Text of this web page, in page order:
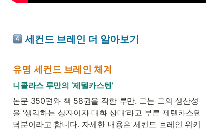
세컨드 브레인 더 알아보기
유명 세컨드 브레인 체계
니콜라스 루만의 ‘제텔카스텐’
논문 350편와 책 58권을 작한 루만. 그는 그의 생산성
을 ‘생각하는 상자이자 대화 상대’라고 부른 제텔카스텐
덕분이라고 합니다. 자세한 내용은 세컨드 브레인 위키